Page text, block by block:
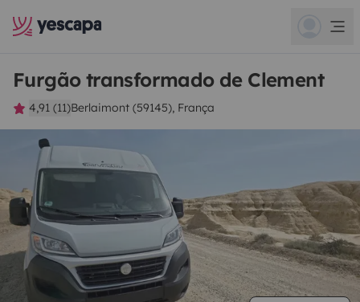
Furgão transformado de Clement
4,91 (11)Berlaimont (59145), França